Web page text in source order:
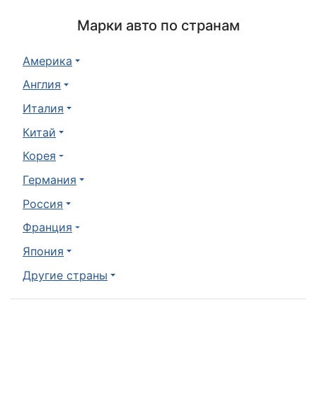
Марки авто по странам
Америка
Англия
Италия
Китай
Корея
Германия
Россия
Франция
Япония
Другие страны